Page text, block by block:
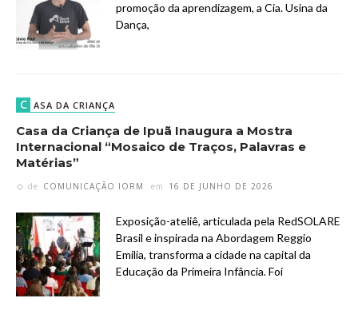
promoção da aprendizagem, a Cia. Usina da
Dança,
C ASA DA CRIANÇA
Casa da Criança de Ipuã Inaugura a Mostra
Internacional “Mosaico de Traços, Palavras e
Matérias”
de COMUNICAÇÃO IORM em 16 DE JUNHO DE 2026
Exposição-ateliê, articulada pela RedSOLARE
Brasil e inspirada na Abordagem Reggio
Emilia, transforma a cidade na capital da
Educação da Primeira Infância. Foi